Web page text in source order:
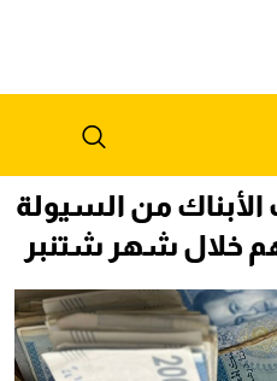
من السيولة